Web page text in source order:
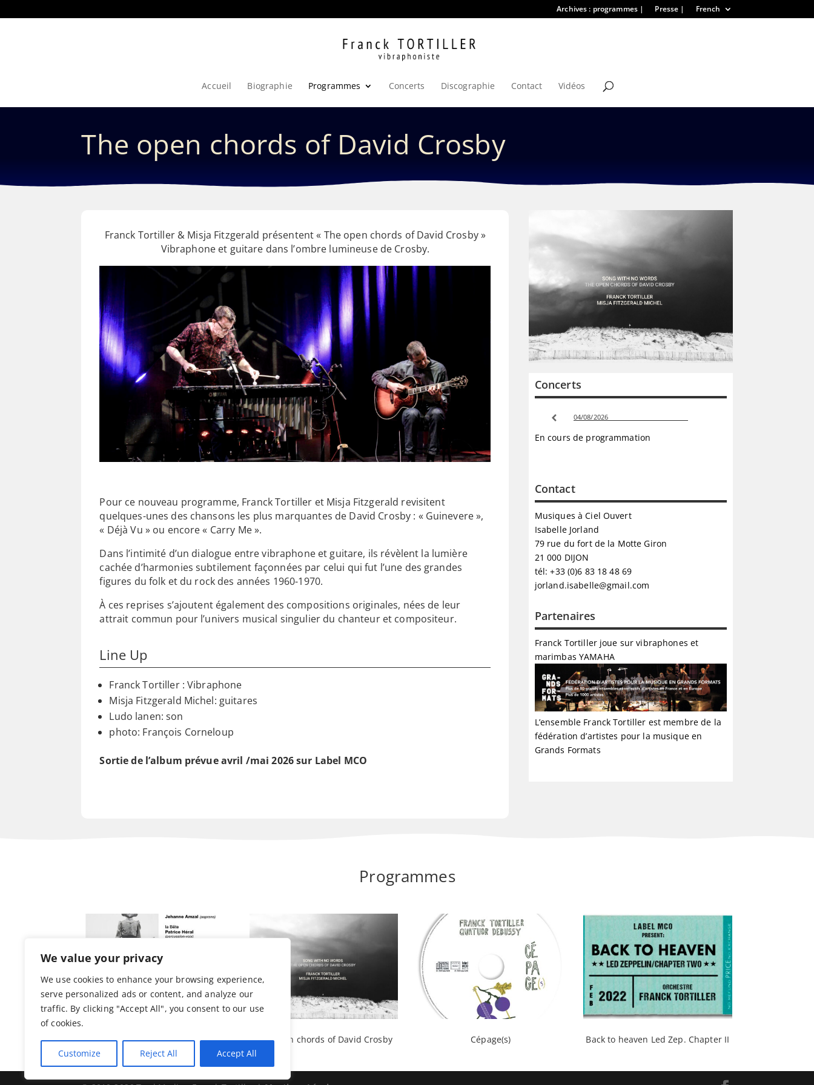
We value your privacy
We use cookies to enhance your browsing experience,
serve personalized ads or content, and analyze our
traffic. By clicking "Accept All", you consent to our use
of cookies.
Customize Reject All Accept All
Archives : programmes | Presse | French
Accueil Biographie Programmes Concerts Discographie Contact Vidéos
The open chords of David Crosby
Franck Tortiller & Misja Fitzgerald présentent « The open chords of David Crosby »
Vibraphone et guitare dans l’ombre lumineuse de Crosby.
Pour ce nouveau programme, Franck Tortiller et Misja Fitzgerald revisitent
quelques-unes des chansons les plus marquantes de David Crosby : « Guinevere »,
« Déjà Vu » ou encore « Carry Me ».
Dans l’intimité d’un dialogue entre vibraphone et guitare, ils révèlent la lumière
cachée d’harmonies subtilement façonnées par celui qui fut l’une des grandes
figures du folk et du rock des années 1960-1970.
À ces reprises s’ajoutent également des compositions originales, nées de leur
attrait commun pour l’univers musical singulier du chanteur et compositeur.
Line Up
Franck Tortiller : Vibraphone
Misja Fitzgerald Michel: guitares
Ludo lanen: son
photo: François Corneloup
Sortie de l’album prévue avril /mai 2026 sur Label MCO
Concerts
04/08/2026
En cours de programmation
Contact
Musiques à Ciel Ouvert
Isabelle Jorland
79 rue du fort de la Motte Giron
21 000 DIJON
tél: +33 (0)6 83 18 48 69
jorland.isabelle@gmail.com
Partenaires
Franck Tortiller joue sur vibraphones et
marimbas YAMAHA
L’ensemble Franck Tortiller est membre de la
fédération d’artistes pour la musique en
Grands Formats
Programmes
… Et la Bête ? The open chords of David Crosby Cépage(s) Back to heaven Led Zep. Chapter II